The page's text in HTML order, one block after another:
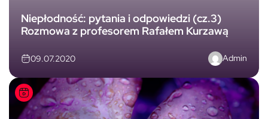
Niepłodność: pytania i odpowiedzi (cz.3)
Rozmowa z profesorem Rafałem Kurzawą
09.07.2020 Admin